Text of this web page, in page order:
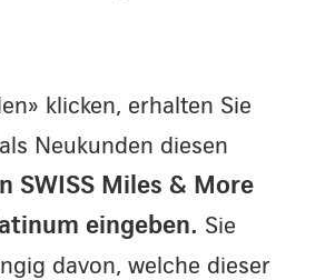
klicken, erhalten Sie
Neukunden diesen
SWISS Miles & More
eingeben. Sie
davon, welche dieser